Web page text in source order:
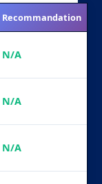
Recommandation
N/A
N/A
N/A